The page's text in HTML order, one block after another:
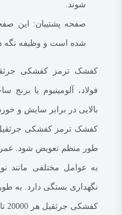
هنگام ترمزگیری صدای جیرجیر
لرزش هنگام ترمزگیری: در صورت
ترمزگیری جرثقیل دچار لرزش می
تعویض کرد.
بیشتر بدانید: قرقره جرثقیل
برای تعویض کفشک ترمز کفشکی
جرثقیل را روی جک قرار دهید و
کاسه ترمز را از چرخ جدا کنید.
کفشک ترمز کفشکی فرسوده را
کفشک ترمز کفشکی جدید را نصب
کاسه ترمز را روی چرخ نصب کنید.
شوند.
صفحه پشتیبان: این
شده است و وظیفه نگه
کفشک ترمز کفشکی
فولاد، آلومینیوم یا برنج
بالایی در برابر سایش و
کفشک ترمز کفشکی
طور منظم تعویض شود.
به عوامل مختلفی مانند
نگهداری بستگی دارد. به
کفشکی جرثقیل هر 20000 تا 40000 ساعت کارکرد تعویض شود.